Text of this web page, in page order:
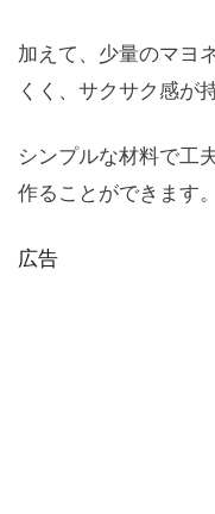
加えて、少量のマヨ
くく、サクサク感が
シンプルな材料で工
作ることができます
広告